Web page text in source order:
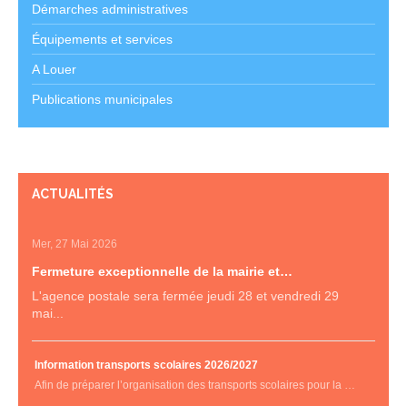
Démarches administratives
Équipements et services
A Louer
Publications municipales
ACTUALITÉS
Mer, 27 Mai 2026
Fermeture exceptionnelle de la mairie et…
L'agence postale sera fermée jeudi 28 et vendredi 29
mai...
Information transports scolaires 2026/2027
Afin de préparer l’organisation des transports scolaires pour la …